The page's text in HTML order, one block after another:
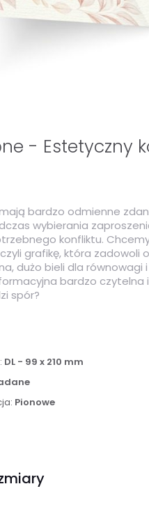
DL - 99 x 210 mm
Pionowe
- Estetyczny
bardzo odmienne
wybierania
konfliktu.
grafikę, która zadowoli
dużo bieli dla równowagi
bardzo czytelna
spór?